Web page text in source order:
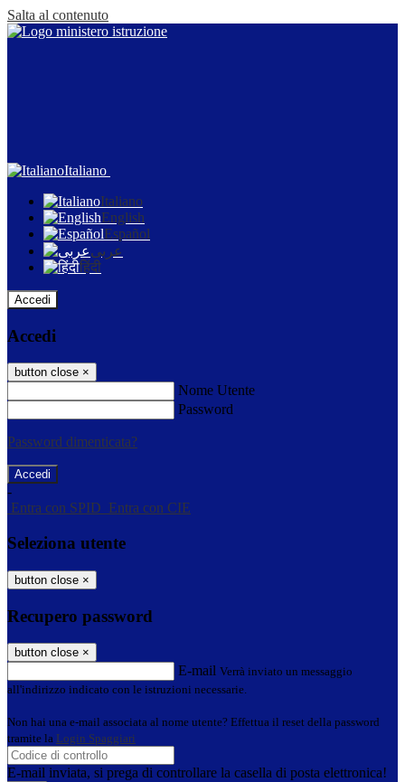
Salta al contenuto
Italiano
Italiano
English
Español
عربى
हिंदी
Accedi
Accedi
button close ×
Nome Utente
Password
Password dimenticata?
-
Entra con SPID Entra con CIE
Seleziona utente
button close ×
Recupero password
button close ×
E-mail Verrà inviato un messaggio
all'indirizzo indicato con le istruzioni necessarie.
Non hai una e-mail associata al nome utente? Effettua il reset della password
tramite la Login Spaggiari
E-mail inviata, si prega di controllare la casella di posta elettronica!